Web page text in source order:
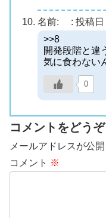
名前: : 投稿
>>8
開発段階と違
気に食わない
0
コメントをどうぞ
メールアドレスが公
コメント ※